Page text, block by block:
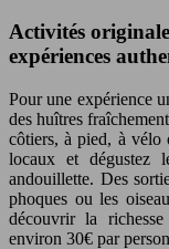
Activités
expériences
Pour une expérience
des huîtres
côtiers, à pied, à vélo
locaux et dégustez
andouillette. Des
phoques ou les
découvrir la
environ 30€ par